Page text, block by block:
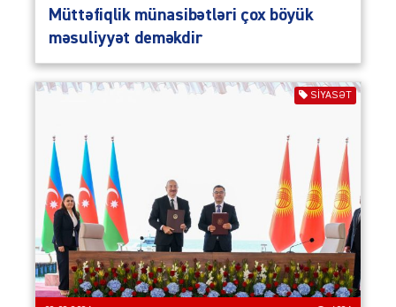
Müttəfiqlik münasibətləri çox böyük
məsuliyyət deməkdir
SIYASƏT